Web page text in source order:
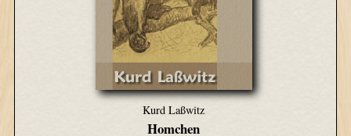
Kurd Laßwitz
Homchen